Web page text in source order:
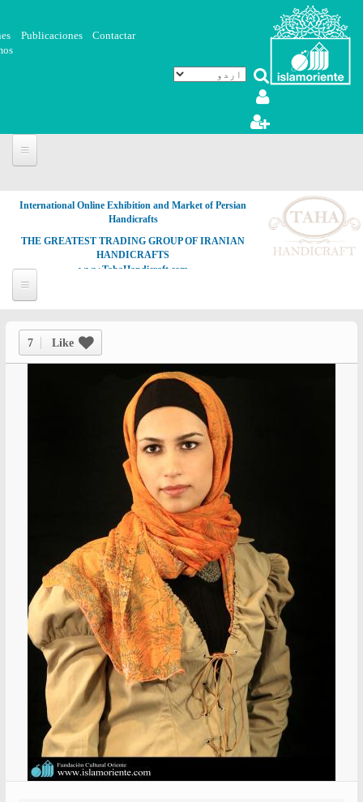
Skip to main content
Contactar
Publicaciones
International Online Exhibition and Market of Persian
Handicrafts
THE GREATEST TRADING GROUP OF IRANIAN
HANDICRAFTS
www.TahaHandicraft.com
7 Like